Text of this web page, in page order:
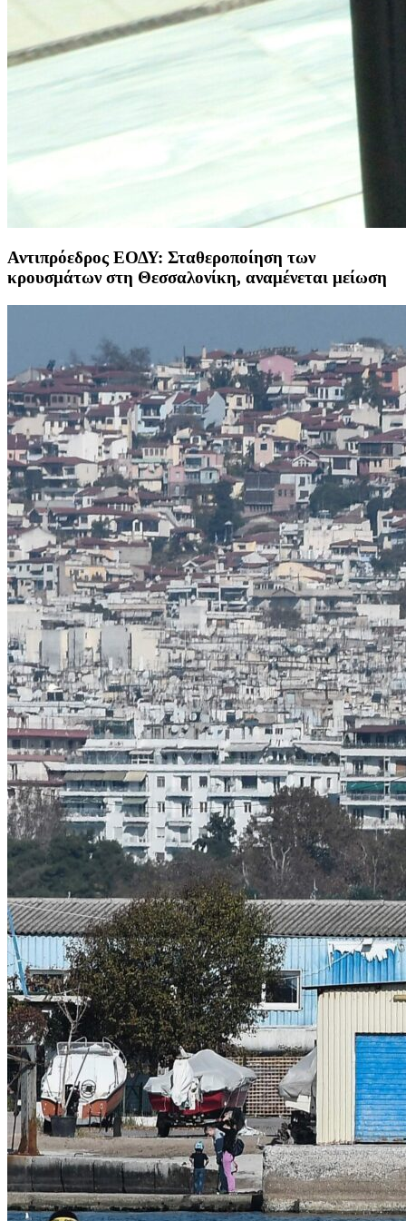
Αντιπρόεδρος ΕΟΔΥ: Σταθεροποίηση των
κρουσμάτων στη Θεσσαλονίκη, αναμένεται μείωση